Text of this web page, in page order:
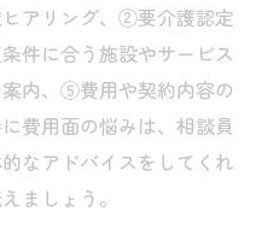
アリング、②要介護認定
件に合う施設やサービス
内、⑤費用や契約内容の
費用面の悩みは、相談員
なアドバイスをしてくれ
ましょう。